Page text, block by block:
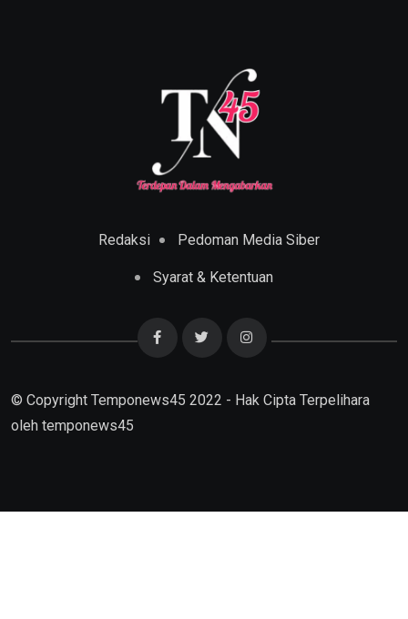
Redaksi Pedoman Media Siber
Syarat & Ketentuan
© Copyright Temponews45 2022 - Hak Cipta Terpelihara
oleh temponews45